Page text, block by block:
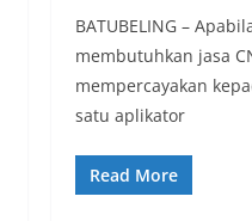
BATUBELING –
membutuhkan jasa
mempercayakan
satu aplikator
Read More